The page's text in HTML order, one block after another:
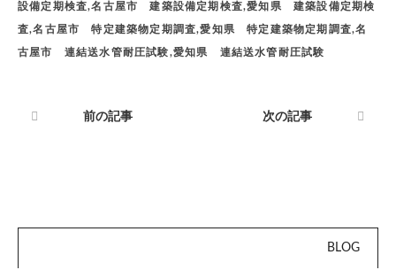
設備定期検査,名古屋市 建築設備定期検査,愛知県 建築設備定期検
査,名古屋市 特定建築物定期調査,愛知県 特定建築物定期調査,名
古屋市 連結送水管耐圧試験,愛知県 連結送水管耐圧試験
前の記事 次の記事
BLOG